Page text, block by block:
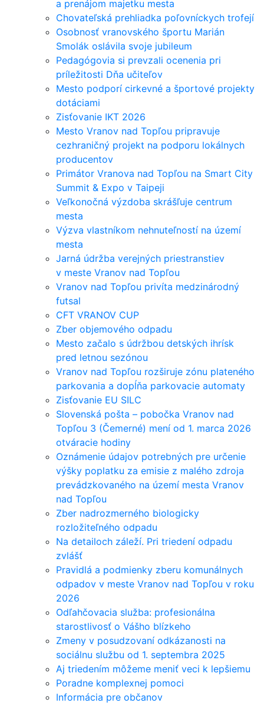
a prenájom majetku mesta
Chovateľská prehliadka poľovníckych trofejí
Osobnosť vranovského športu Marián
Smolák oslávila svoje jubileum
Pedagógovia si prevzali ocenenia pri
príležitosti Dňa učiteľov
Mesto podporí cirkevné a športové projekty
dotáciami
Zisťovanie IKT 2026
Mesto Vranov nad Topľou pripravuje
cezhraničný projekt na podporu lokálnych
producentov
Primátor Vranova nad Topľou na Smart City
Summit & Expo v Taipeji
Veľkonočná výzdoba skrášľuje centrum
mesta
Výzva vlastníkom nehnuteľností na území
mesta
Jarná údržba verejných priestranstiev
v meste Vranov nad Topľou
Vranov nad Topľou privíta medzinárodný
futsal
CFT VRANOV CUP
Zber objemového odpadu
Mesto začalo s údržbou detských ihrísk
pred letnou sezónou
Vranov nad Topľou rozširuje zónu plateného
parkovania a dopĺňa parkovacie automaty
Zisťovanie EU SILC
Slovenská pošta – pobočka Vranov nad
Topľou 3 (Čemerné) mení od 1. marca 2026
otváracie hodiny
Oznámenie údajov potrebných pre určenie
výšky poplatku za emisie z malého zdroja
prevádzkovaného na území mesta Vranov
nad Topľou
Zber nadrozmerného biologicky
rozložiteľného odpadu
Na detailoch záleží. Pri triedení odpadu
zvlášť
Pravidlá a podmienky zberu komunálnych
odpadov v meste Vranov nad Topľou v roku
2026
Odľahčovacia služba: profesionálna
starostlivosť o Vášho blízkeho
Zmeny v posudzovaní odkázanosti na
sociálnu službu od 1. septembra 2025
Aj triedením môžeme meniť veci k lepšiemu
Poradne komplexnej pomoci
Informácia pre občanov